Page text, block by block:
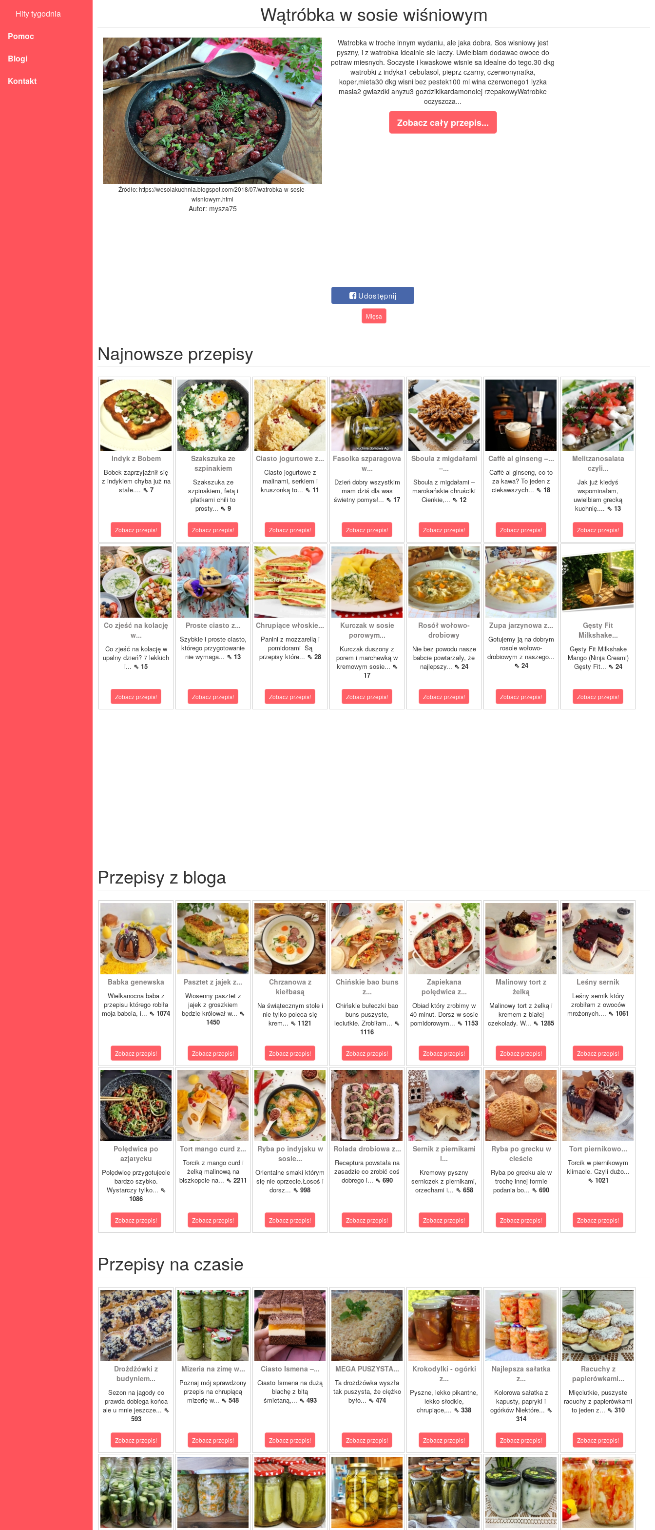
Hity tygodnia
Pomoc
Blogi
Kontakt
Wątróbka w sosie wiśniowym
Źródło: https://wesolakuchnia.blogspot.com/2018/07/watrobka-w-sosie-
wisniowym.html
Autor: mysza75
Watrobka w troche innym wydaniu, ale jaka dobra. Sos wisniowy jest
pyszny, i z watrobka idealnie sie laczy. Uwielbiam dodawac owoce do
potraw miesnych. Soczyste i kwaskowe wisnie sa idealne do tego.30 dkg
watrobki z indyka1 cebulasol, pieprz czarny, czerwonynatka,
koper,mieta30 dkg wisni bez pestek100 ml wina czerwonego1 lyzka
masla2 gwiazdki anyzu3 gozdzikikardamonolej rzepakowyWatrobke
oczyszcza...
Zobacz cały przepis...
Udostępnij
Mięsa
Najnowsze przepisy
Indyk z Bobem
Bobek zaprzyjaźnił się
z indykiem chyba już na
stałe.... ⇖ 7
Zobacz przepis!
Szakszuka ze
szpinakiem
Szakszuka ze
szpinakiem, fetą i
płatkami chili to
prosty... ⇖ 9
Zobacz przepis!
Ciasto jogurtowe z...
Ciasto jogurtowe z
malinami, serkiem i
kruszonką to... ⇖ 11
Zobacz przepis!
Fasolka szparagowa
w...
Dzień dobry wszystkim
mam dziś dla was
świetny pomysł... ⇖ 17
Zobacz przepis!
Sboula z migdałami
–...
Sboula z migdałami –
marokańskie chruściki
Cienkie,... ⇖ 12
Zobacz przepis!
Caffè al ginseng –...
Caffè al ginseng, co to
za kawa? To jeden z
ciekawszych... ⇖ 18
Zobacz przepis!
Melitzanosalata
czyli...
Jak już kiedyś
wspominałam,
uwielbiam grecką
kuchnię.... ⇖ 13
Zobacz przepis!
Co zjeść na kolację
w...
Co zjeść na kolację w
upalny dzień? 7 lekkich
i... ⇖ 15
Zobacz przepis!
Proste ciasto z...
Szybkie i proste ciasto,
którego przygotowanie
nie wymaga... ⇖ 13
Zobacz przepis!
Chrupiące włoskie...
Panini z mozzarellą i
pomidorami Są
przepisy które... ⇖ 28
Zobacz przepis!
Kurczak w sosie
porowym...
Kurczak duszony z
porem i marchewką w
kremowym sosie... ⇖
17
Zobacz przepis!
Rosół wołowo-
drobiowy
Nie bez powodu nasze
babcie powtarzały, że
najlepszy... ⇖ 24
Zobacz przepis!
Zupa jarzynowa z...
Gotujemy ją na dobrym
rosole wołowo-
drobiowym z naszego...
⇖ 24
Zobacz przepis!
Gęsty Fit
Milkshake...
Gęsty Fit Milkshake
Mango (Ninja Creami)
Gęsty Fit... ⇖ 24
Zobacz przepis!
Przepisy z bloga
Babka genewska
Wielkanocna baba z
przepisu którego robiła
moja babcia, i... ⇖ 1074
Zobacz przepis!
Pasztet z jajek z...
Wiosenny pasztet z
jajek z groszkiem
będzie królował w... ⇖
1450
Zobacz przepis!
Chrzanowa z
kiełbasą
Na świątecznym stole i
nie tylko poleca się
krem... ⇖ 1121
Zobacz przepis!
Chińskie bao buns
z...
Chińskie bułeczki bao
buns puszyste,
leciutkie. Zrobiłam... ⇖
1116
Zobacz przepis!
Zapiekana
polędwica z...
Obiad który zrobimy w
40 minut. Dorsz w sosie
pomidorowym... ⇖ 1153
Zobacz przepis!
Malinowy tort z
żelką
Malinowy tort z żelką i
kremem z białej
czekolady. W... ⇖ 1285
Zobacz przepis!
Leśny sernik
Leśny sernik który
zrobiłam z owoców
mrożonych.... ⇖ 1061
Zobacz przepis!
Polędwica po
azjatycku
Polędwicę przygotujecie
bardzo szybko.
Wystarczy tylko... ⇖
1086
Zobacz przepis!
Tort mango curd z...
Torcik z mango curd i
żelką malinową na
biszkopcie na... ⇖ 2211
Zobacz przepis!
Ryba po indyjsku w
sosie...
Orientalne smaki którym
się nie oprzecie.Łosoś i
dorsz... ⇖ 998
Zobacz przepis!
Rolada drobiowa z...
Receptura powstała na
zasadzie co zrobić coś
dobrego i... ⇖ 690
Zobacz przepis!
Sernik z piernikami
i...
Kremowy pyszny
serniczek z piernikami,
orzechami i... ⇖ 658
Zobacz przepis!
Ryba po grecku w
cieście
Ryba po grecku ale w
trochę innej formie
podania bo... ⇖ 690
Zobacz przepis!
Tort piernikowo...
Torcik w piernikowym
klimacie. Czyli dużo...
⇖ 1021
Zobacz przepis!
Przepisy na czasie
Drożdżówki z
budyniem...
Sezon na jagody co
prawda dobiega końca
ale u mnie jeszcze... ⇖
593
Zobacz przepis!
Mizeria na zimę w...
Poznaj mój sprawdzony
przepis na chrupiącą
mizerię w... ⇖ 548
Zobacz przepis!
Ciasto Ismena –...
Ciasto Ismena na dużą
blachę z bitą
śmietaną,... ⇖ 493
Zobacz przepis!
MEGA PUSZYSTA...
Ta drożdżówka wyszła
tak puszysta, że ciężko
było... ⇖ 474
Zobacz przepis!
Krokodylki - ogórki
z...
Pyszne, lekko pikantne,
lekko słodkie,
chrupiące,... ⇖ 338
Zobacz przepis!
Najlepsza sałatka
z...
Kolorowa sałatka z
kapusty, papryki i
ogórków Niektóre... ⇖
314
Zobacz przepis!
Racuchy z
papierówkami...
Mięciutkie, puszyste
racuchy z papierówkami
to jeden z... ⇖ 310
Zobacz przepis!